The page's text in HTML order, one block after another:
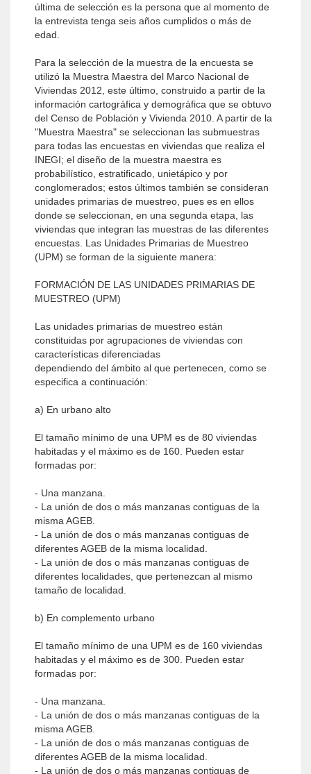
última de selección es la persona que al momento de
la entrevista tenga seis años cumplidos o más de
edad.
Para la selección de la muestra de la encuesta se
utilizó la Muestra Maestra del Marco Nacional de
Viviendas 2012, este último, construido a partir de la
información cartográfica y demográfica que se obtuvo
del Censo de Población y Vivienda 2010. A partir de la
"Muestra Maestra" se seleccionan las submuestras
para todas las encuestas en viviendas que realiza el
INEGI; el diseño de la muestra maestra es
probabilístico, estratificado, unietápico y por
conglomerados; estos últimos también se consideran
unidades primarias de muestreo, pues es en ellos
donde se seleccionan, en una segunda etapa, las
viviendas que integran las muestras de las diferentes
encuestas. Las Unidades Primarias de Muestreo
(UPM) se forman de la siguiente manera:
FORMACIÓN DE LAS UNIDADES PRIMARIAS DE
MUESTREO (UPM)
Las unidades primarias de muestreo están
constituidas por agrupaciones de viviendas con
características diferenciadas
dependiendo del ámbito al que pertenecen, como se
especifica a continuación:
a) En urbano alto
El tamaño mínimo de una UPM es de 80 viviendas
habitadas y el máximo es de 160. Pueden estar
formadas por:
- Una manzana.
- La unión de dos o más manzanas contiguas de la
misma AGEB.
- La unión de dos o más manzanas contiguas de
diferentes AGEB de la misma localidad.
- La unión de dos o más manzanas contiguas de
diferentes localidades, que pertenezcan al mismo
tamaño de localidad.
b) En complemento urbano
El tamaño mínimo de una UPM es de 160 viviendas
habitadas y el máximo es de 300. Pueden estar
formadas por:
- Una manzana.
- La unión de dos o más manzanas contiguas de la
misma AGEB.
- La unión de dos o más manzanas contiguas de
diferentes AGEB de la misma localidad.
- La unión de dos o más manzanas contiguas de